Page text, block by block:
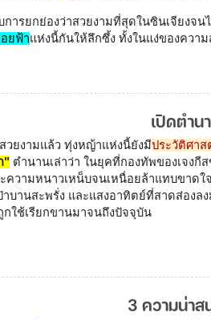
ารยกย่องว่าสวยงามที่สุดในซินเจียงจน
ยฟ้าแห่งนี้กันให้ลึกซึ้ง ทั้งในแง่ของควา
เปิดตำ
ยงามแล้ว ทุ่งหญ้าแห่งนี้ยังมีประวัติศา
" ตำนานเล่าว่า ในยุคที่กองทัพของเจงกี
ความหนาวเหน็บจนเหนื่อยล้าแทบขาด
บานสะพรั่ง และแสงอาทิตย์ที่สาดส่องล
ใช้เรียกขานมาจนถึงปัจจุบัน
3 ความน่าส